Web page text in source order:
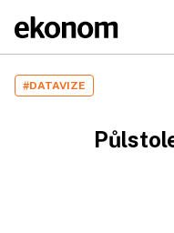
#DATAVIZE